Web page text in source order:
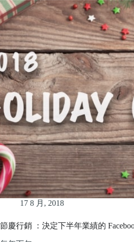
17 8 月, 2018
節慶行銷 ：決定下半年業績的